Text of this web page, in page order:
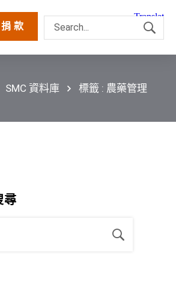
捐 款
SMC 資料庫 標籤 : 農藥管理
尋